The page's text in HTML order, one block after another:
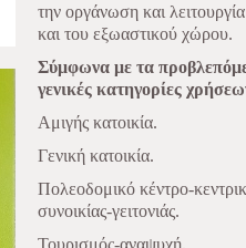
την οργάνωση και
και του εξωαστικού χώρου.
Σύμφωνα με τα
γενικές κατηγορίες
Αμιγής κατοικία.
Γενική κατοικία.
Πολεοδομικό κέντρο-
συνοικίας-γειτονιάς.
Τουρισμός-αναψυχή.